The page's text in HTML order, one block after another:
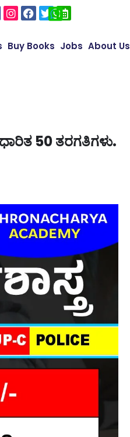
Buy Books Jobs About Us
50 ತರಗತಿಗಳು.